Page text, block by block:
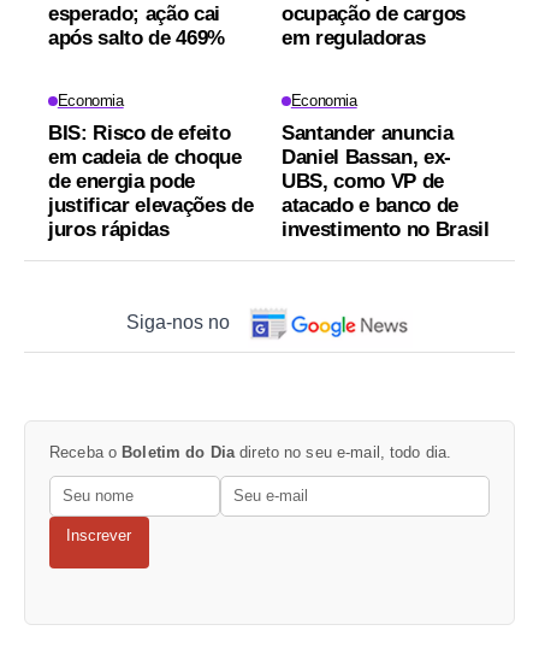
esperado; ação cai
após salto de 469%
ocupação de cargos
em reguladoras
Economia
BIS: Risco de efeito
em cadeia de choque
de energia pode
justificar elevações de
juros rápidas
Economia
Santander anuncia
Daniel Bassan, ex-
UBS, como VP de
atacado e banco de
investimento no Brasil
Siga-nos no
Receba o Boletim do Diadireto no seu e-mail, todo dia.
Inscrever